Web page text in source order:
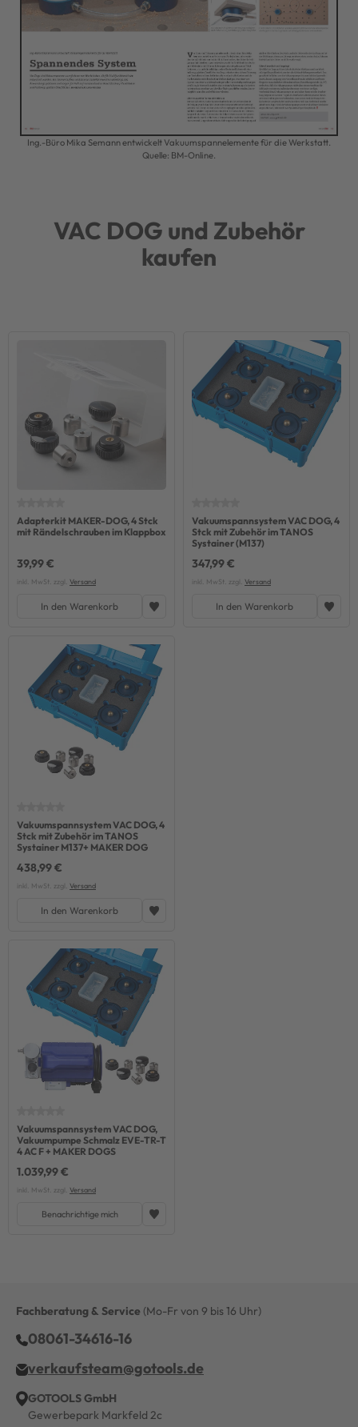
Ing.-Büro Mika Semann entwickelt Vakuumspannelemente für die Werkstatt.
Quelle: BM-Online.
VAC DOG und Zubehör
kaufen
Adapterkit MAKER-DOG, 4 Stck
mit Rändelschrauben im Klappbox
39,99 €
inkl. MwSt. zzgl. Versand
In den Warenkorb
Vakuumspannsystem VAC DOG, 4
Stck mit Zubehör im TANOS
Systainer (M137)
347,99 €
inkl. MwSt. zzgl. Versand
In den Warenkorb
Vakuumspannsystem VAC DOG, 4
Stck mit Zubehör im TANOS
Systainer M137+ MAKER DOG
438,99 €
inkl. MwSt. zzgl. Versand
In den Warenkorb
Vakuumspannsystem VAC DOG,
Vakuumpumpe Schmalz EVE-TR-T
4 AC F + MAKER DOGS
1.039,99 €
inkl. MwSt. zzgl. Versand
Benachrichtige mich
Fachberatung & Service (Mo-Fr von 9 bis 16 Uhr)
08061-34616-16
verkaufsteam@gotools.de
GOTOOLS GmbH
Gewerbepark Markfeld 2c